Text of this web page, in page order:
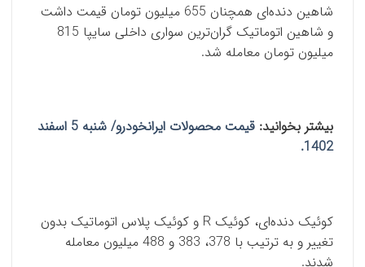
شاهین دنده‌ای همچنان 655 میلیون تومان قیمت داشت
و شاهین اتوماتیک گران‌ترین سواری داخلی سایپا 815
میلیون تومان معامله شد.
بیشتر بخوانید:
قیمت محصولات ایرانخودرو/ شنبه 5 اسفند
1402.
کوئیک دنده‌ای، کوئیک R و کوئیک پلاس اتوماتیک بدون
تغییر و به ترتیب با 378، 383 و 488 میلیون معامله
شدند.